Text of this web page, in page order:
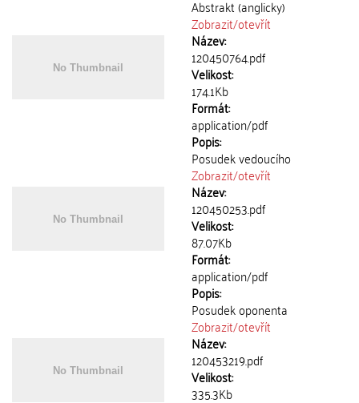
Abstrakt (anglicky)
Zobrazit/otevřít
Název:
120450764.pdf
Velikost:
174.1Kb
Formát:
application/pdf
Popis:
Posudek vedoucího
Zobrazit/otevřít
Název:
120450253.pdf
Velikost:
87.07Kb
Formát:
application/pdf
Popis:
Posudek oponenta
Zobrazit/otevřít
Název:
120453219.pdf
Velikost:
335.3Kb